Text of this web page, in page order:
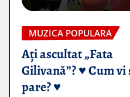
MUZICA POPULARA
Ați ascultat „Fata
Gilivană”? ♥️ Cum vi
pare? ♥️